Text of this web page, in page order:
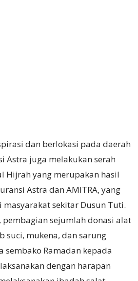
dan berlokasi pada daerah
Astra juga melakukan serah
Hijrah yang merupakan hasil
Astra dan AMITRA, yang
sekitar Dusun Tuti.
pembagian sejumlah donasi alat
suci, mukena, dan sarung
sembako Ramadan kepada
dengan harapan